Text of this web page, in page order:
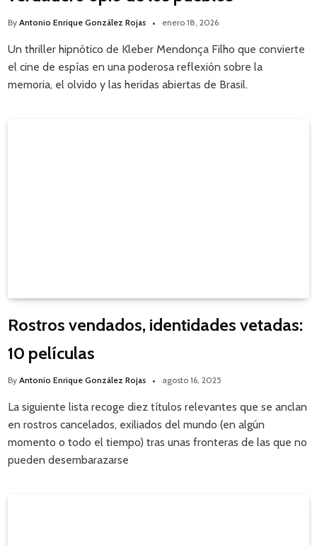
By Antonio Enrique González Rojas enero 18, 2026
Un thriller hipnótico de Kleber Mendonça Filho que convierte
el cine de espías en una poderosa reflexión sobre la
memoria, el olvido y las heridas abiertas de Brasil.
Rostros vendados, identidades vetadas:
10 películas
By Antonio Enrique González Rojas agosto 16, 2025
La siguiente lista recoge diez títulos relevantes que se anclan
en rostros cancelados, exiliados del mundo (en algún
momento o todo el tiempo) tras unas fronteras de las que no
pueden desembarazarse